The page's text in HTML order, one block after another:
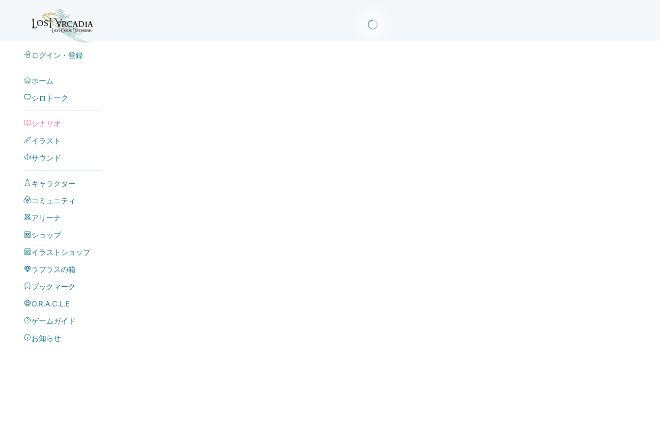
ログイン・登録
ホーム
シロトーク
シナリオ
イラスト
サウンド
キャラクター
コミュニティ
アリーナ
ショップ
イラストショップ
ラプラスの箱
ブックマーク
O.R.A.C.L.E
ゲームガイド
お知らせ